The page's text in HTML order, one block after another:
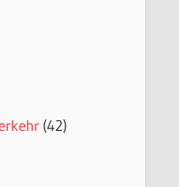
(42)